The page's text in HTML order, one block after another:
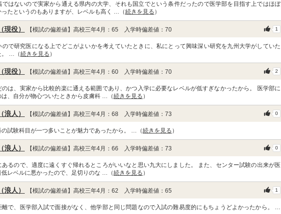
ではないので実家から通える県内の大学、それも国立でという条件だったので医学部を目指す上ではほぼ
たというのもありますが、レベルも高く …（続きを見る ）
役） 【模試の偏差値】高校三年4月：65 入学時偏差値：70 1
ので研究医になる上でどこがよいかを考えていたときに、私にとって興味深い研究を九州大学がしていた
。 …（続きを見る ）
役） 【模試の偏差値】高校三年4月：60 入学時偏差値：70 2
のは、実家から比較的楽に通える範囲であり、かつ入学に必要なレベルが低すぎなかったから。 医学部に
、自分が物心ついたときから皮膚科 …（続きを見る ）
人） 【模試の偏差値】高校三年4月：68 入学時偏差値：73 0
試験科目が一つ多いことが魅力であったから。 …（続きを見る ）
人） 【模試の偏差値】高校三年4月：66 入学時偏差値：73 0
るので、適度に遠くすぐ帰れるところがいいなと思い九大にしました。 また、センター試験の出来が医
レベルに悪かったので、足切りのな …（続きを見る ）
人） 【模試の偏差値】高校三年4月：62 入学時偏差値：65 1
離で、医学部入試で面接がなく、他学部と同じ問題なので入試の難易度的にもちょうどよかったから。 …